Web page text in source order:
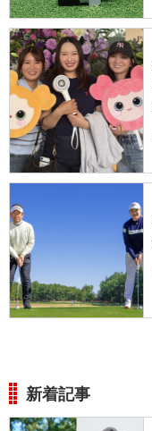
新着記事